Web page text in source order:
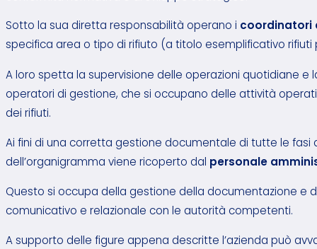
Sotto la sua diretta responsabilità operano i coordinatori
specifica area o tipo di rifiuto (a titolo esemplificativo rifiuti
A loro spetta la supervisione delle operazioni quotidiane
operatori di gestione, che si occupano delle attività
dei rifiuti.
Ai fini di una corretta gestione documentale di tutte le fasi
dell’organigramma viene ricoperto dal personale
Questo si occupa della gestione della documentazione e
comunicativo e relazionale con le autorità competenti.
A supporto delle figure appena descritte l’azienda può